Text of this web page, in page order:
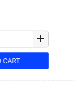
add
CART